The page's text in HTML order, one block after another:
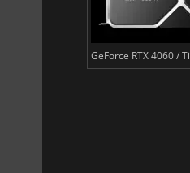
GeForce RTX 4060 / Ti